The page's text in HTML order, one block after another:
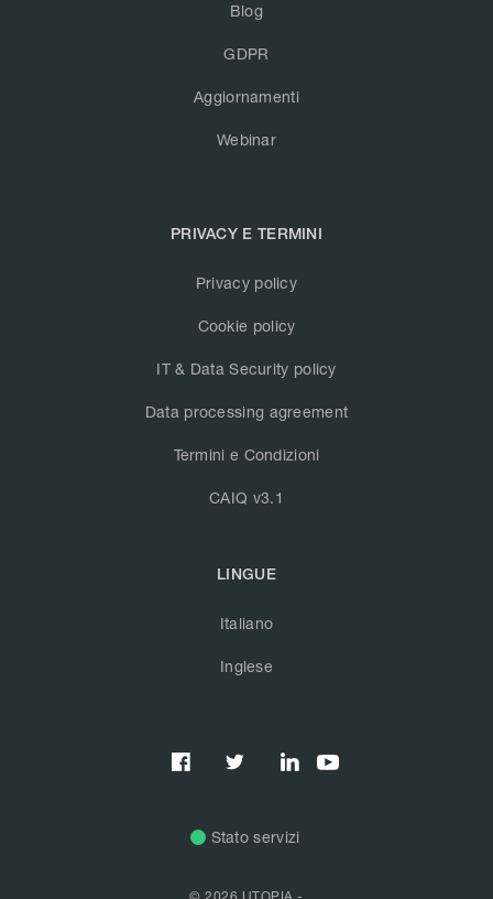
Blog
GDPR
Aggiornamenti
Webinar
PRIVACY E TERMINI
Privacy policy
Cookie policy
IT & Data Security policy
Data processing agreement
Termini e Condizioni
CAIQ v3.1
LINGUE
Italiano
Inglese
  
Stato servizi